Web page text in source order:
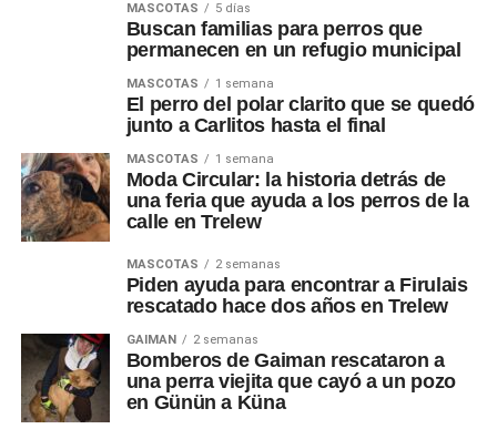
MASCOTAS 5 días
Buscan familias para perros que
permanecen en un refugio municipal
MASCOTAS 1 semana
El perro del polar clarito que se quedó
junto a Carlitos hasta el final
MASCOTAS 1 semana
Moda Circular: la historia detrás de
una feria que ayuda a los perros de la
calle en Trelew
MASCOTAS 2 semanas
Piden ayuda para encontrar a Firulais
rescatado hace dos años en Trelew
GAIMAN 2 semanas
Bomberos de Gaiman rescataron a
una perra viejita que cayó a un pozo
en Günün a Küna